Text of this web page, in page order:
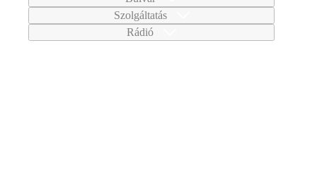
Szolgáltatás
Rádió